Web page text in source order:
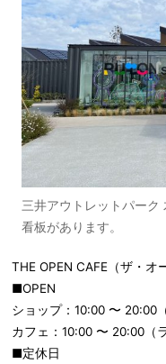
三井アウトレットパーク
看板があります。
THE OPEN CAFE（ザ・オ
■OPEN
ショップ：10:00 〜 20:00
カフェ：10:00 〜 20:00（
■定休日